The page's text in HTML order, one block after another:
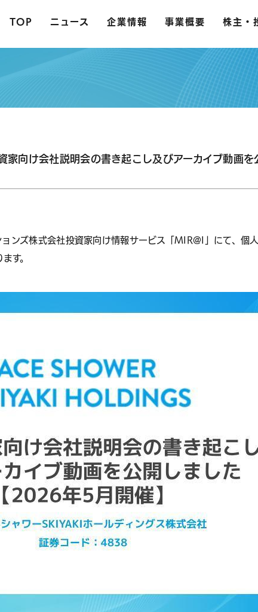
TOP ニュース 企業情報 事業概要 株主・
向け会社説明会の書き起こし及びアーカイブ動画を
ンズ株式会社投資家向け情報サービス「MIR@I」にて、個
す。